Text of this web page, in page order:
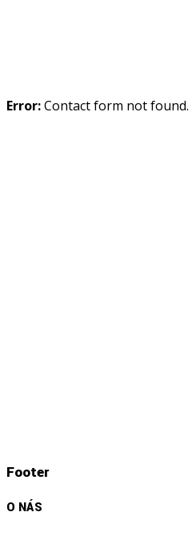
Error:Contact form not found.
Footer
O NÁS